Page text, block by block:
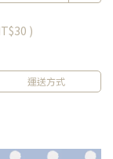
)
運送方式